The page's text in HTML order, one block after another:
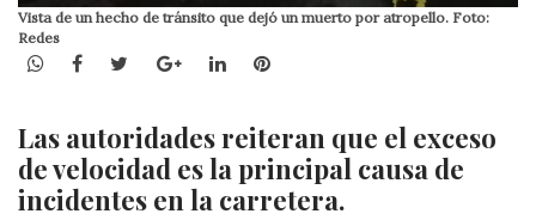
Vista de un hecho de tránsito que dejó un muerto por atropello. Foto:
Redes
WhatsApp
Facebook
TwitterGoogle+LinkedInPinterest
Las autoridades reiteran que el exceso
de velocidad es la principal causa de
incidentes en la carretera.